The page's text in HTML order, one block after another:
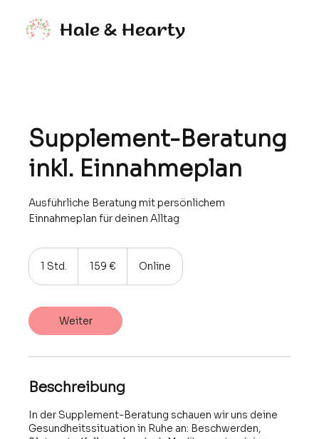
Hale & Hearty
Supplement-Beratung
inkl. Einnahmeplan
Ausführliche Beratung mit persönlichem
Einnahmeplan für deinen Alltag
1 Std.
d
159 € Online
Weiter
Beschreibung
In der Supplement-Beratung schauen wir uns deine
Gesundheitssituation in Ruhe an: Beschwerden,